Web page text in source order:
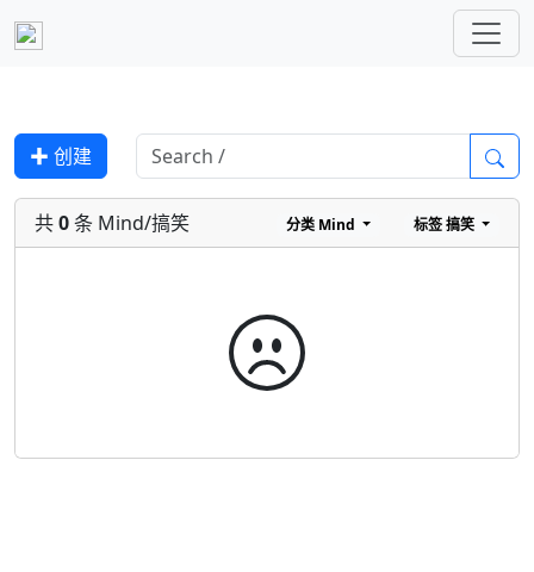
✚ 创建
共0条 Mind/搞笑 分类 Mind 标签搞笑